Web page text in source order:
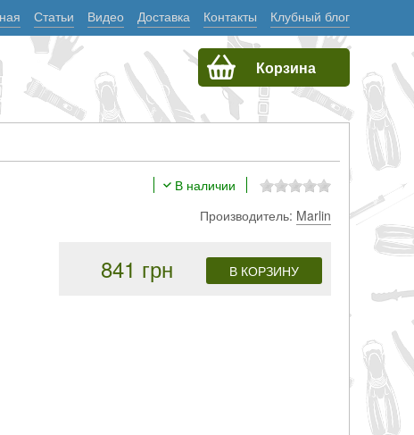
Статьи Видео Доставка Контакты Клубный блог
Корзина
В наличии
Производитель: Marlin
841 грн